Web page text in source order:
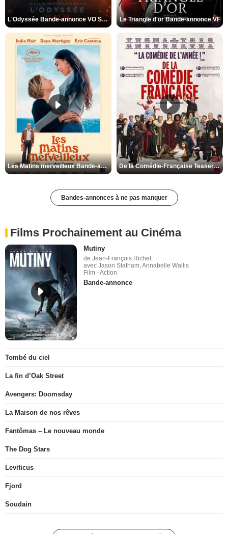
L'Odyssée Bande-annonce VO STFR Le Triangle d'or Bande-annonce VF
Les Matins merveilleux Bande-annonce VF De la Comédie-Française Teaser VF
Bandes-annonces à ne pas manquer
Films Prochainement au Cinéma
Mutiny
de Jean-François Richet
avec Jason Statham, Annabelle Wallis
Film - Action
Bande-annonce
Tombé du ciel
La fin d’Oak Street
Avengers: Doomsday
La Maison de nos rêves
Fantômas – Le nouveau monde
The Dog Stars
Leviticus
Fjord
Soudain